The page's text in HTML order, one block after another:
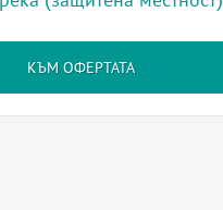
КЪМ ОФЕРТАТА